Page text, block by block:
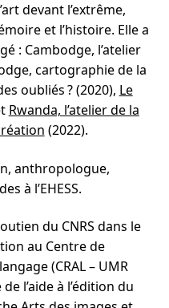
devant l’extrême,
et l’histoire. Elle a
: Cambodge, l’atelier
cartographie de la
oubliés ? (2020), Le
Rwanda, l’atelier de la
(2022).
anthropologue,
à l’EHESS.
du CNRS dans le
au Centre de
(CRAL – UMR
l’aide à l’édition du